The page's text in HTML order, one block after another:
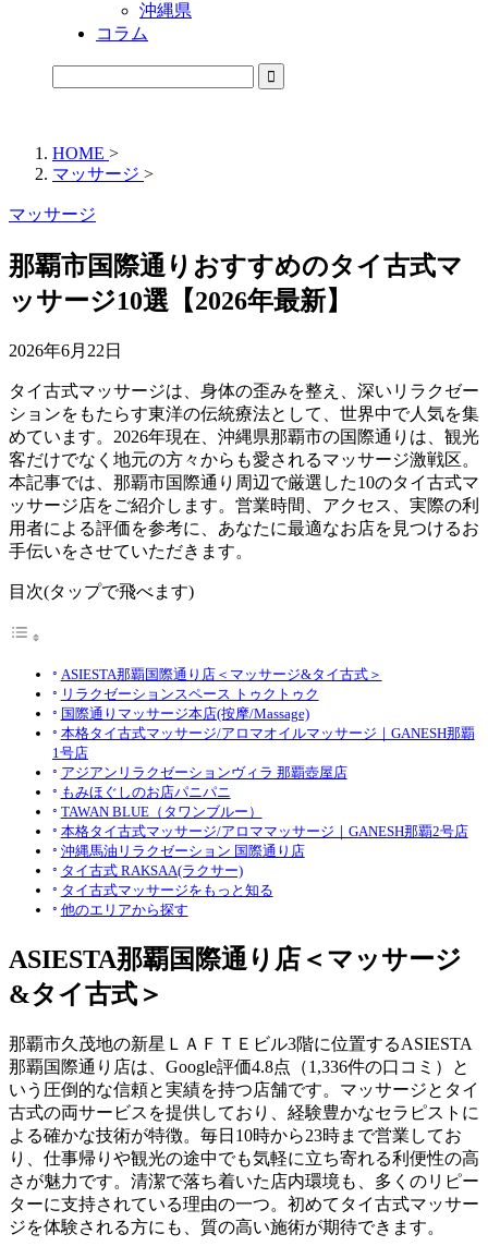
沖縄県
コラム
HOME >
マッサージ >
マッサージ
那覇市国際通りおすすめのタイ古式マ
ッサージ10選【2026年最新】
2026年6月22日
タイ古式マッサージは、身体の歪みを整え、深いリラクゼー
ションをもたらす東洋の伝統療法として、世界中で人気を集
めています。2026年現在、沖縄県那覇市の国際通りは、観光
客だけでなく地元の方々からも愛されるマッサージ激戦区。
本記事では、那覇市国際通り周辺で厳選した10のタイ古式マ
ッサージ店をご紹介します。営業時間、アクセス、実際の利
用者による評価を参考に、あなたに最適なお店を見つけるお
手伝いをさせていただきます。
目次(タップで飛べます)
ASIESTA那覇国際通り店＜マッサージ&タイ古式＞
リラクゼーションスペース トゥクトゥク
国際通りマッサージ本店(按摩/Massage)
本格タイ古式マッサージ/アロマオイルマッサージ｜GANESH那覇
1号店
アジアンリラクゼーションヴィラ 那覇壺屋店
もみほぐしのお店パニパニ
TAWAN BLUE（タワンブルー）
本格タイ古式マッサージ/アロママッサージ｜GANESH那覇2号店
沖縄馬油リラクゼーション 国際通り店
タイ古式 RAKSAA(ラクサー)
タイ古式マッサージをもっと知る
他のエリアから探す
ASIESTA那覇国際通り店＜マッサージ
&タイ古式＞
那覇市久茂地の新星ＬＡＦＴＥビル3階に位置するASIESTA
那覇国際通り店は、Google評価4.8点（1,336件の口コミ）と
いう圧倒的な信頼と実績を持つ店舗です。マッサージとタイ
古式の両サービスを提供しており、経験豊かなセラピストに
よる確かな技術が特徴。毎日10時から23時まで営業してお
り、仕事帰りや観光の途中でも気軽に立ち寄れる利便性の高
さが魅力です。清潔で落ち着いた店内環境も、多くのリピー
ターに支持されている理由の一つ。初めてタイ古式マッサー
ジを体験される方にも、質の高い施術が期待できます。